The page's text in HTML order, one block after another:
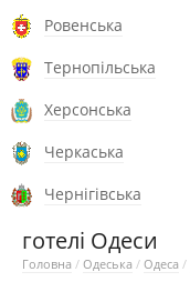
Ровенська
Тернопільська
Херсонська
Черкаська
Чернігівська
готелі Одеси
Головна / Одеська / Одеса /